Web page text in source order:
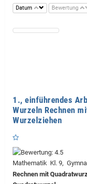
Datum Bewertung
1., einführendes
Wurzeln Rechnen
Wurzelziehen
Mathematik Kl. 9,
Rechnen mit